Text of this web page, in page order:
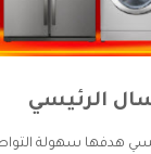
الرئيسي
هدفها سهولة